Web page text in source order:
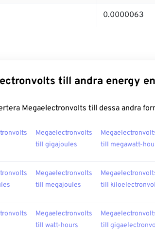
0.0000063
till andra energy
Megaelectronvolts till dessa andra
Megaelectronvolts
till gigajoules
till megawatt-
Megaelectronvolts
till megajoules
till
Megaelectronvolts
till watt-hours
till